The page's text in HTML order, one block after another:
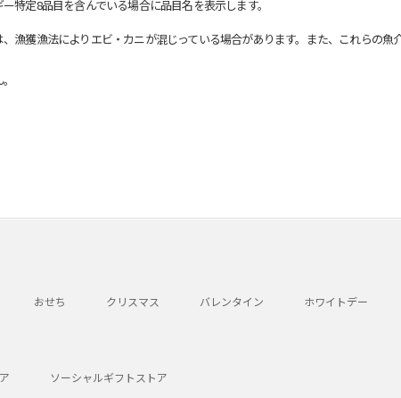
定8品目を含んでいる場合に品目名を表示します。
獲漁法によりエビ・カニが混じっている場合があります。また、これらの魚
おせち クリスマス バレンタイン ホワイトデー
ソーシャルギフトストア